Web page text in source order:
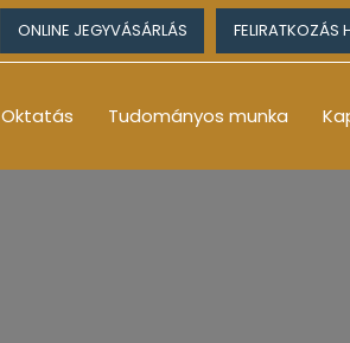
ONLINE JEGYVÁSÁRLÁS FELIRATKOZÁS
Oktatás Tudományos munka